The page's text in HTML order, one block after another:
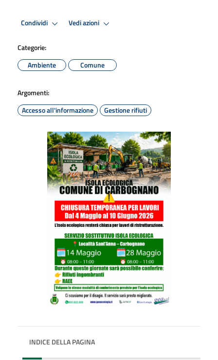
Condividi Vedi azioni
Categorie:
Ambiente
Comune
Argomenti:
Accesso all'informazione
Gestione rifiuti
INDICE DELLA PAGINA